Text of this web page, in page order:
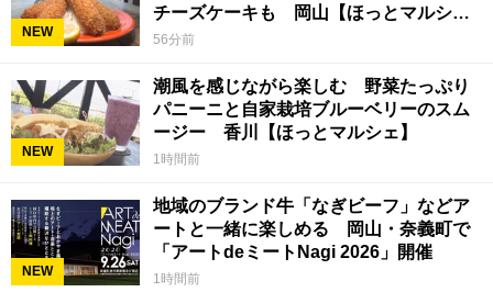
NEW
チーズケーキも 岡山【ほっとマルシ
ェ】
56分前
NEW
潮風を感じながら楽しむ 野菜たっぷり
パニーニと自家栽培ブルーベリーのスム
ージー 香川【ほっとマルシェ】
1時間前
NEW
地域のブランド牛「なぎビーフ」などア
ートと一緒に楽しめる 岡山・奈義町で
「アートdeミートNagi 2026」開催
1時間前